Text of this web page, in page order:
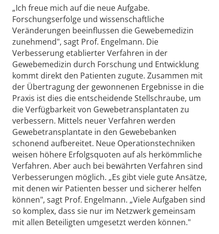
„Ich freue mich auf die neue Aufgabe.
Forschungserfolge und wissenschaftliche
Veränderungen beeinflussen die Gewebemedizin
zunehmend", sagt Prof. Engelmann. Die
Verbesserung etablierter Verfahren in der
Gewebemedizin durch Forschung und Entwicklung
kommt direkt den Patienten zugute. Zusammen mit
der Übertragung der gewonnenen Ergebnisse in die
Praxis ist dies die entscheidende Stellschraube, um
die Verfügbarkeit von Gewebetransplantaten zu
verbessern. Mittels neuer Verfahren werden
Gewebetransplantate in den Gewebebanken
schonend aufbereitet. Neue Operationstechniken
weisen höhere Erfolgsquoten auf als herkömmliche
Verfahren. Aber auch bei bewährten Verfahren sind
Verbesserungen möglich. „Es gibt viele gute Ansätze,
mit denen wir Patienten besser und sicherer helfen
können", sagt Prof. Engelmann. „Viele Aufgaben sind
so komplex, dass sie nur im Netzwerk gemeinsam
mit allen Beteiligten umgesetzt werden können."